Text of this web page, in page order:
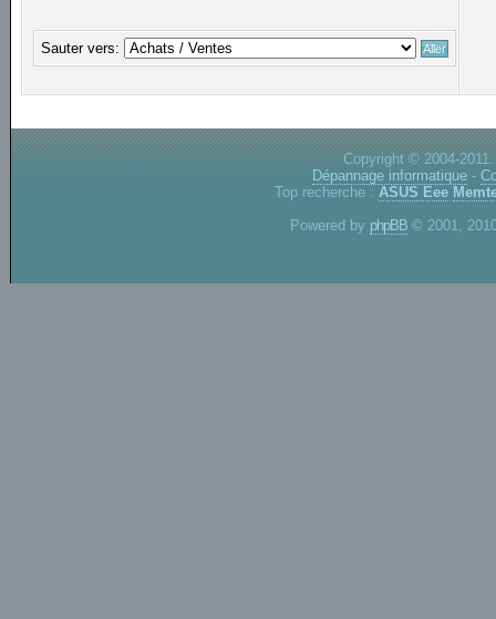
Sauter vers:
Copyright © 2004-
Dépannage informatique -
Top recherche : ASUS Eee
Powered by phpBB © 2001,